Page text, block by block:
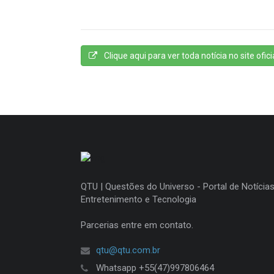
Clique aqui para ver toda notícia no site
QTU | Questões do Universo - Portal de
Entretenimento e Tecnologia
Parcerias entre em contato.
qtu@qtu.com.br
Whatsapp +55(47)997806464